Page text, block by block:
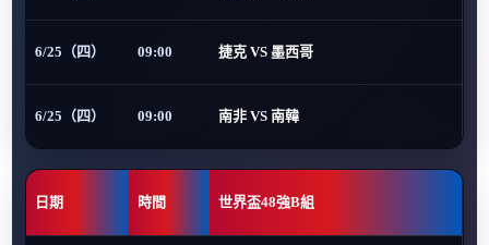
6/25（四） 09:00 捷克 VS 墨西哥
6/25（四） 09:00 南非 VS 南韓
日期 時間 世界盃48強B組